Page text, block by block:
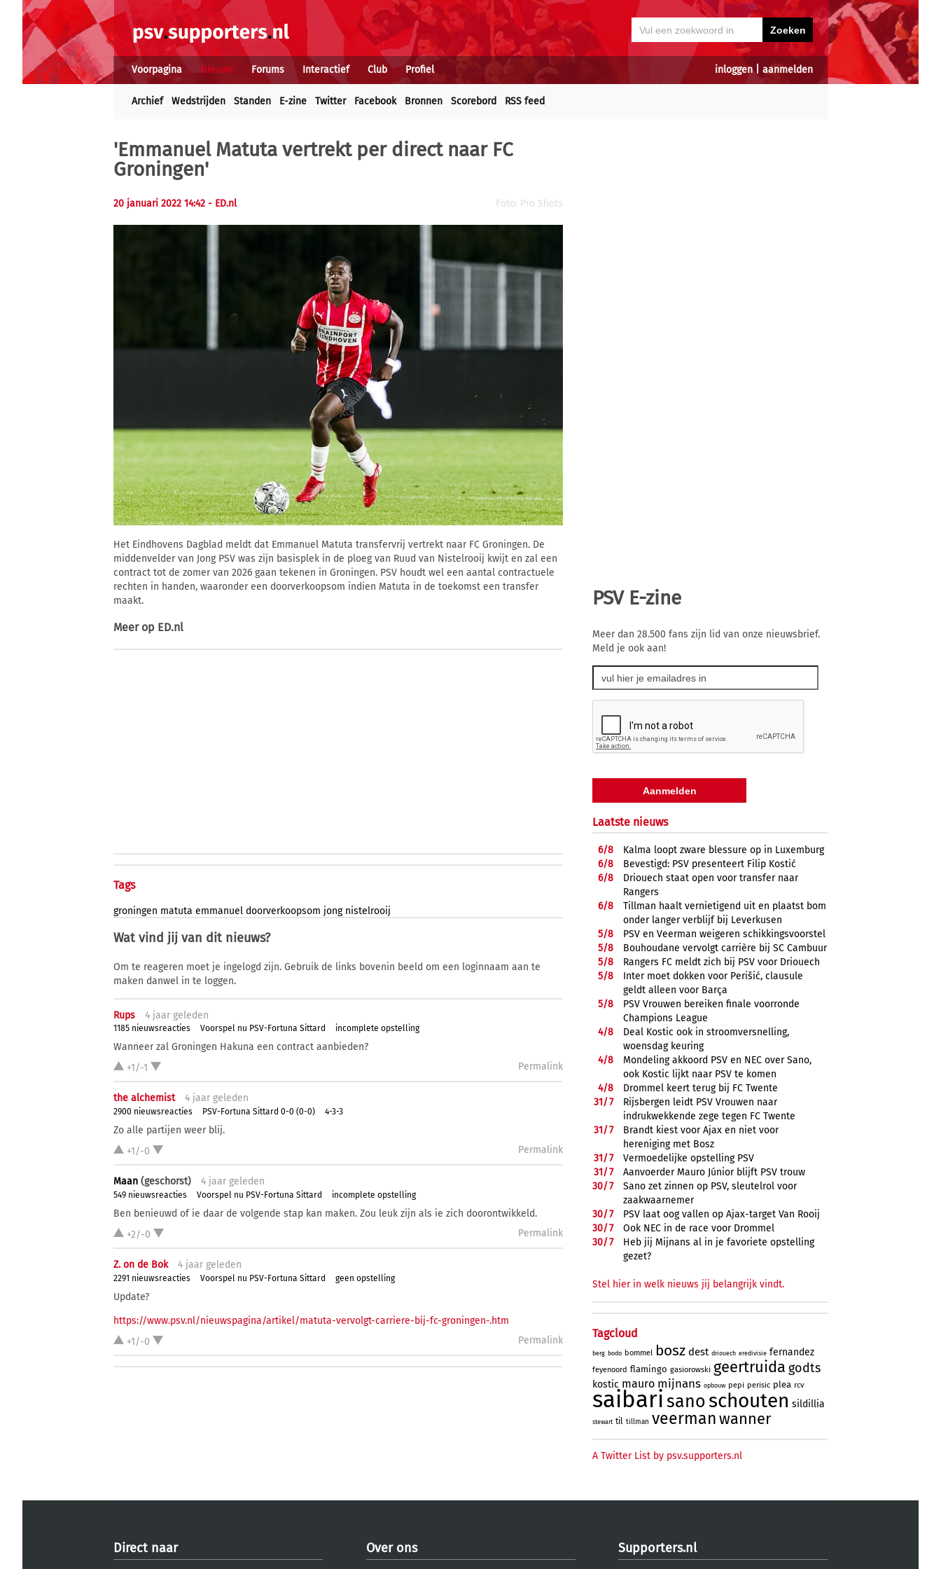
inloggen| aanmelden
Voorpagina Nieuws Forums Interactief Club Profiel
Archief Wedstrijden Standen E-zine Twitter Facebook Bronnen Scorebord RSS feed
'Emmanuel Matuta vertrekt per direct naar FC
Groningen'
20 januari 2022 14:42 - ED.nl Foto: Pro Shots
Het Eindhovens Dagblad meldt dat Emmanuel Matuta transfervrij vertrekt naar FC Groningen. De
middenvelder van Jong PSV was zijn basisplek in de ploeg van Ruud van Nistelrooij kwijt en zal een
contract tot de zomer van 2026 gaan tekenen in Groningen. PSV houdt wel een aantal contractuele
rechten in handen, waaronder een doorverkoopsom indien Matuta in de toekomst een transfer
maakt.
Meer op ED.nl
Tags
groningen matuta emmanuel doorverkoopsom jong nistelrooij
Wat vind jij van dit nieuws?
Om te reageren moet je ingelogd zijn. Gebruik de links bovenin beeld om een loginnaam aan te
maken danwel in te loggen.
Rups 4 jaar geleden
1185 nieuwsreacties Voorspel nu PSV-Fortuna Sittard incomplete opstelling
Wanneer zal Groningen Hakuna een contract aanbieden?
+1/-1
Permalink
the alchemist 4 jaar geleden
2900 nieuwsreacties PSV-Fortuna Sittard 0-0 (0-0) 4-3-3
Zo alle partijen weer blij.
+1/-0
Permalink
Maan (geschorst) 4 jaar geleden
549 nieuwsreacties Voorspel nu PSV-Fortuna Sittard incomplete opstelling
Ben benieuwd of ie daar de volgende stap kan maken. Zou leuk zijn als ie zich doorontwikkeld.
+2/-0
Permalink
Z. on de Bok 4 jaar geleden
2291 nieuwsreacties Voorspel nu PSV-Fortuna Sittard geen opstelling
Update?
https://www.psv.nl/nieuwspagina/artikel/matuta-vervolgt-carriere-bij-fc-groningen-.htm
+1/-0
Permalink
PSV E-zine
Meer dan 28.500 fans zijn lid van onze nieuwsbrief.
Meld je ook aan!
Laatste nieuws
6/8
Kalma loopt zware blessure op in Luxemburg
6/8
Bevestigd: PSV presenteert Filip Kostić
6/8
Driouech staat open voor transfer naar
Rangers
6/8
Tillman haalt vernietigend uit en plaatst bom
onder langer verblijf bij Leverkusen
5/8
PSV en Veerman weigeren schikkingsvoorstel
5/8
Bouhoudane vervolgt carrière bij SC Cambuur
5/8
Rangers FC meldt zich bij PSV voor Driouech
5/8
Inter moet dokken voor Perišić, clausule
geldt alleen voor Barça
5/8
PSV Vrouwen bereiken finale voorronde
Champions League
4/8
Deal Kostic ook in stroomversnelling,
woensdag keuring
4/8
Mondeling akkoord PSV en NEC over Sano,
ook Kostic lijkt naar PSV te komen
4/8
Drommel keert terug bij FC Twente
31/7
Rijsbergen leidt PSV Vrouwen naar
indrukwekkende zege tegen FC Twente
31/7
Brandt kiest voor Ajax en niet voor
hereniging met Bosz
31/7
Vermoedelijke opstelling PSV
31/7
Aanvoerder Mauro Júnior blijft PSV trouw
30/7
Sano zet zinnen op PSV, sleutelrol voor
zaakwaarnemer
30/7
PSV laat oog vallen op Ajax-target Van Rooij
30/7
Ook NEC in de race voor Drommel
30/7
Heb jij Mijnans al in je favoriete opstelling
gezet?
Stel hier in welk nieuws jij belangrijk vindt.
Tagcloud
berg bodo bommel bosz dest driouech eredivisie fernandez
feyenoord flamingo gasiorowski geertruida godts
kostic mauro mijnans opbouw pepi perisic plea rcv
saibari sano schouten sildillia
stewart til tillman veermanwanner
A Twitter List by psv.supporters.nl
Direct naar Over ons Supporters.nl